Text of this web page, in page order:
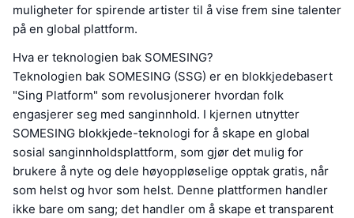
muligheter for spirende artister til å vise frem sine talenter
på en global plattform.
Hva er teknologien bak SOMESING?
Teknologien bak SOMESING (SSG) er en blokkjedebasert
"Sing Platform" som revolusjonerer hvordan folk
engasjerer seg med sanginnhold. I kjernen utnytter
SOMESING blokkjede-teknologi for å skape en global
sosial sanginnholdsplattform, som gjør det mulig for
brukere å nyte og dele høyoppløselige opptak gratis, når
som helst og hvor som helst. Denne plattformen handler
ikke bare om sang; det handler om å skape et transparent